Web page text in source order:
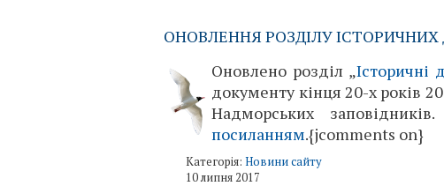
ОНОВЛЕННЯ РОЗДІЛУ
Оновлено розділ „Історичні
документу кінця 20-х років
Надморських
посиланням.{jcomments on}
Категорія: Новини сайту
10 липня 2017